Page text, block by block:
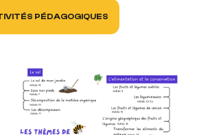
PÉDAGOGIQUES